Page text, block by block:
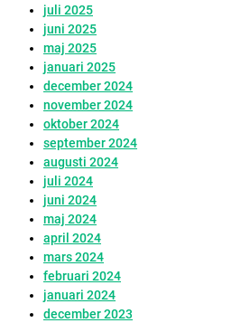
juli 2025
juni 2025
maj 2025
januari 2025
december 2024
november 2024
oktober 2024
september 2024
augusti 2024
juli 2024
juni 2024
maj 2024
april 2024
mars 2024
februari 2024
januari 2024
december 2023